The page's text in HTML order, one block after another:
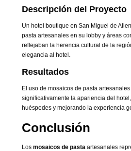
Descripción del Proyecto
Un hotel boutique en San Miguel de
pasta artesanales en su lobby y áreas
reflejaban la herencia cultural de la
elegancia al hotel.
Resultados
El uso de mosaicos de pasta
significativamente la apariencia del
huéspedes y mejorando la experiencia
Conclusión
Los mosaicos de pasta artesanales